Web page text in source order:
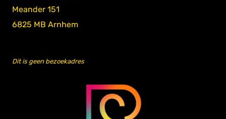
Meander 151
6825 MB Arnhem
Dit is geen bezoekadres